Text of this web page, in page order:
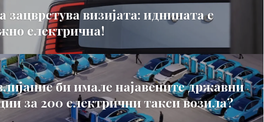
зацврстува визијата: иднината е
електрична!
би имале најавените државни
за 200 електрични такси возила?